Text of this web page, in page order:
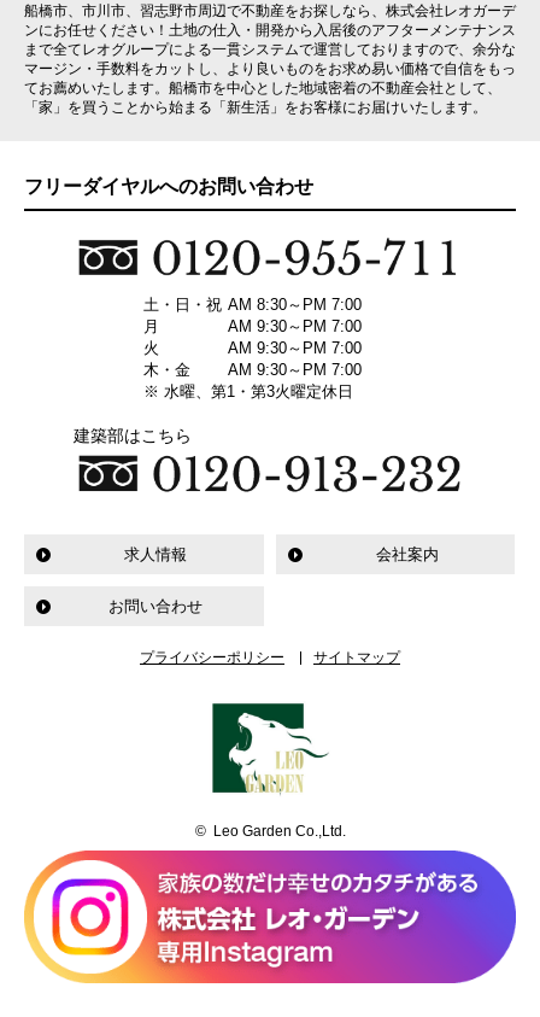
船橋市、市川市、習志野市周辺で不動産をお探しなら、株式会社レオガーデ
ンにお任せください！土地の仕入・開発から入居後のアフターメンテナンス
まで全てレオグループによる一貫システムで運営しておりますので、余分な
マージン・手数料をカットし、より良いものをお求め易い価格で自信をもっ
てお薦めいたします。船橋市を中心とした地域密着の不動産会社として、
「家」を買うことから始まる「新生活」をお客様にお届けいたします。
フリーダイヤルへのお問い合わせ
土・日・祝 AM 8:30～PM 7:00
月
AM 9:30～PM 7:00
火
AM 9:30～PM 7:00
木・金
AM 9:30～PM 7:00
※ 水曜、第1・第3火曜定休日
建築部はこちら
求人情報 会社案内
お問い合わせ
プライバシーポリシー サイトマップ
© Leo Garden Co.,Ltd.